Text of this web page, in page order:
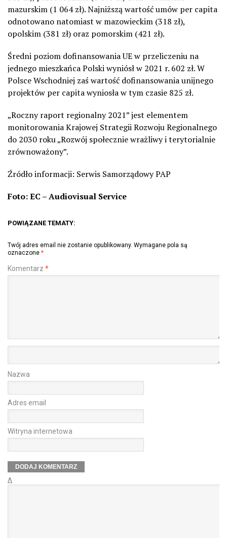
mazurskim (1 064 zł). Najniższą wartość umów per capita
odnotowano natomiast w mazowieckim (318 zł),
opolskim (381 zł) oraz pomorskim (421 zł).
Średni poziom dofinansowania UE w przeliczeniu na
jednego mieszkańca Polski wyniósł w 2021 r. 602 zł. W
Polsce Wschodniej zaś wartość dofinansowania unijnego
projektów per capita wyniosła w tym czasie 825 zł.
„Roczny raport regionalny 2021” jest elementem
monitorowania Krajowej Strategii Rozwoju Regionalnego
do 2030 roku „Rozwój społecznie wrażliwy i terytorialnie
zrównoważony”.
Źródło informacji: Serwis Samorządowy PAP
Foto: EC – Audiovisual Service
POWIĄZANE TEMATY:
Twój adres email nie zostanie opublikowany. Wymagane pola są
oznaczone *
Komentarz *
Nazwa
Adres email
Witryna internetowa
Δ